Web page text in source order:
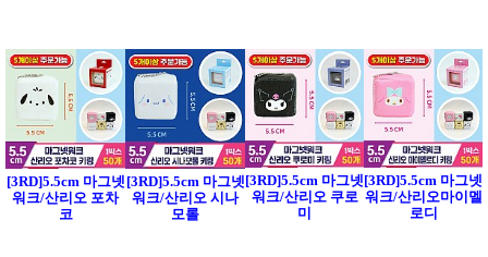
[3RD]5.5cm 마그넷
워크/산리오 포차
코
[3RD]5.5cm 마그넷
워크/산리오 시나
모롤
[3RD]5.5cm 마그넷
워크/산리오 쿠로
미
[3RD]5.5cm 마그넷
워크/산리오마이멜
로디